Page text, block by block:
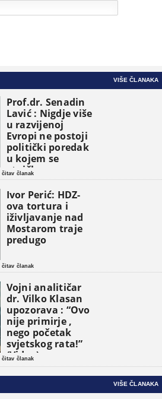
VIŠE ČLANAKA
Prof.dr. Senadin
Lavić : Nigdje više
u razvijenoj
Evropi ne postoji
politički poredak
u kojem se
etničke grupe
pojavljuju kao
osnovne
političke jedinice
čitav članak
Ivor Perić: HDZ-
ova tortura i
iživljavanje nad
Mostarom traje
predugo
čitav članak
Vojni analitičar
dr. Vilko Klasan
upozorava : “Ovo
nije primirje ,
nego početak
svjetskog rata!”
(Video)
čitav članak
VIŠE ČLANAKA